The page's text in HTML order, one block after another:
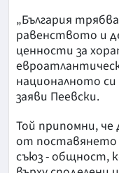
„България
равенството и
ценности за
националното
заяви Пеевски.
Той припомни, че
от поставянето
съюз - общност,